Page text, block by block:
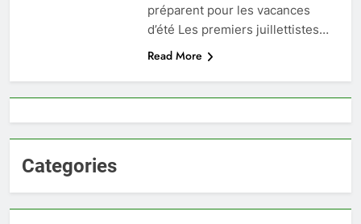
préparent pour les vacances
d’été Les premiers juillettistes…
Read More
Categories